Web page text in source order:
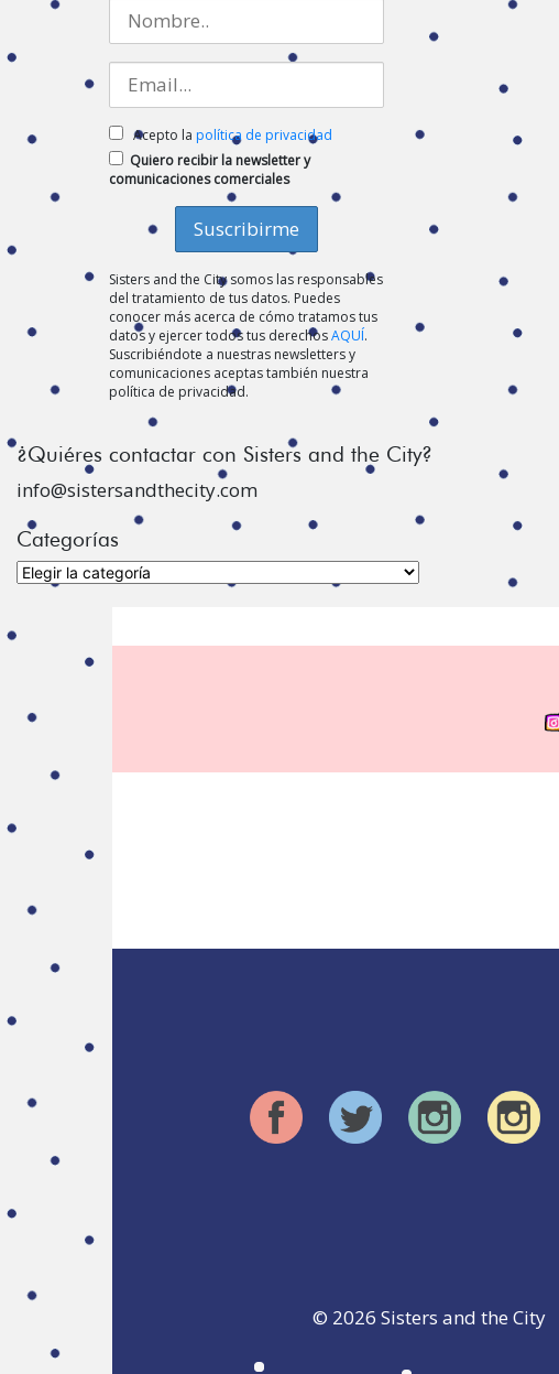
Acepto la política de privacidad
Quiero recibir la newsletter y
comunicaciones comerciales
Sisters and the City somos las responsables
del tratamiento de tus datos. Puedes
conocer más acerca de cómo tratamos tus
datos y ejercer todos tus derechosAQUÍ.
Suscribiéndote a nuestras newsletters y
comunicaciones aceptas también nuestra
política de privacidad.
¿Quiéres contactar con Sisters and the City?
info@sistersandthecity.com
Categorías
Categorías
© 2026 Sisters and the City